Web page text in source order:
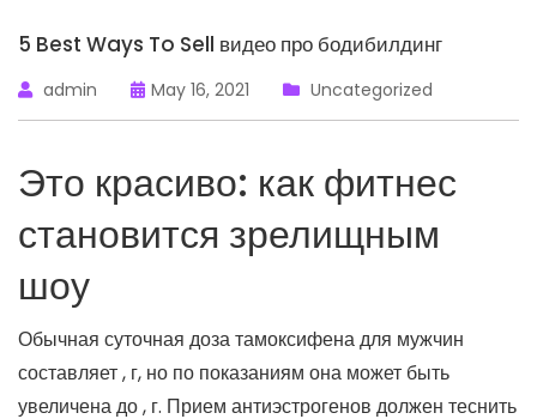
5 Best Ways To Sell видео про бодибилдинг
admin May 16, 2021 Uncategorized
Это красиво: как фитнес
становится зрелищным
шоу
Обычная суточная доза тамоксифена для мужчин
составляет , г, но по показаниям она может быть
увеличена до , г. Прием антиэстрогенов должен теснить